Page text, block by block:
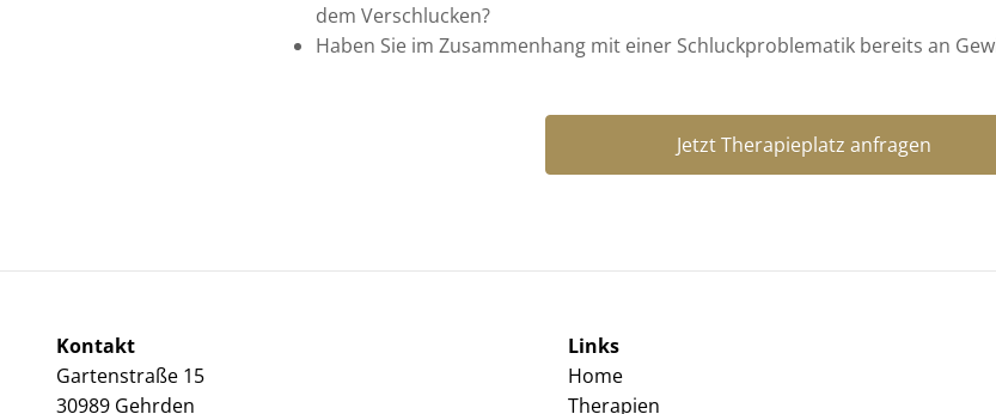
dem Verschlucken?
Haben Sie im Zusammenhang mit einer Schluckproblematik bereits an
Jetzt Therapieplatz anfragen
Kontakt
Gartenstraße 15
30989 Gehrden
Links
Home
Therapien